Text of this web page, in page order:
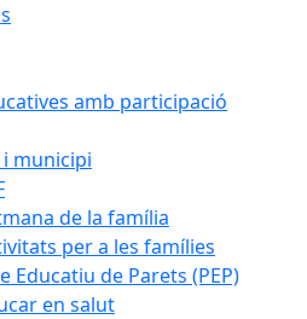
amb participació
i municipi
de la família
per a les famílies
Educatiu de Parets (PEP)
en salut